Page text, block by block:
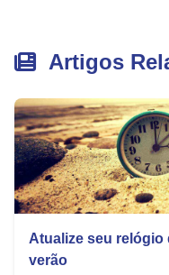
Artigos
Atualize seu
verão